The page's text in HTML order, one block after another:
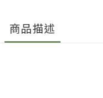
商品描述